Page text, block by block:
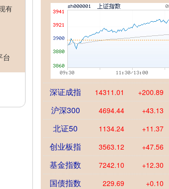
有
台
深证成指 14311.01 +200.89
沪深300 4694.44 +43.13
北证50 1134.24 +11.37
创业板指 3563.12 +47.56
基金指数 7242.10 +12.30
国债指数 229.69 +0.10